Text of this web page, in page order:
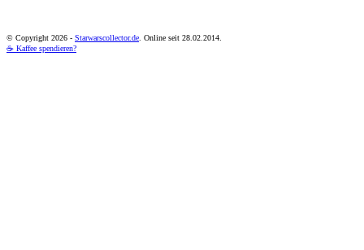
© Copyright 2026 - Starwarscollector.de . Online seit 28.02.2014.
☕ Kaffee spendieren?